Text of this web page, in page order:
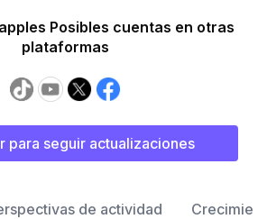
Posibles cuentas en otras
plataformas
para seguir actualizaciones
de actividad